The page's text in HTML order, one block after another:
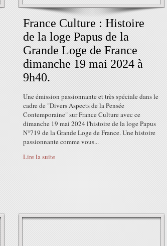
France Culture : Histoire
de la loge Papus de la
Grande Loge de France
dimanche 19 mai 2024 à
9h40.
Une émission passionnante et très spéciale dans le
cadre de "Divers Aspects de la Pensée
Contemporaine" sur France Culture avec ce
dimanche 19 mai 2024 l'histoire de la loge Papus
N°719 de la Grande Loge de France. Une histoire
passionnante comme vous...
Lire la suite